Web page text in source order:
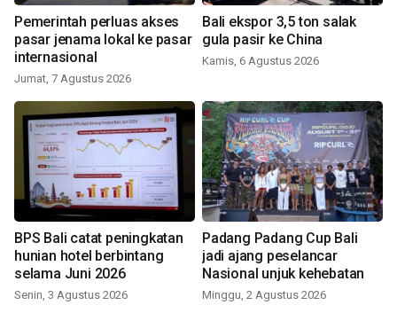
Pemerintah perluas akses
pasar jenama lokal ke pasar
internasional
Jumat, 7 Agustus 2026
Bali ekspor 3,5 ton salak
gula pasir ke China
Kamis, 6 Agustus 2026
BPS Bali catat peningkatan
hunian hotel berbintang
selama Juni 2026
Senin, 3 Agustus 2026
Padang Padang Cup Bali
jadi ajang peselancar
Nasional unjuk kehebatan
Minggu, 2 Agustus 2026